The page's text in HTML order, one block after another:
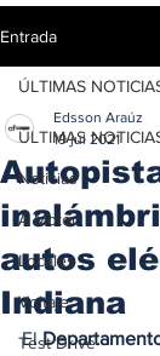
Entrada
ÚLTIMAS
Noticias
A Motor
Locales
Voltaje
Test Drive
ÚLTIMAS
autos
Indiana
Edsson Araúz
19 jul 2021
El